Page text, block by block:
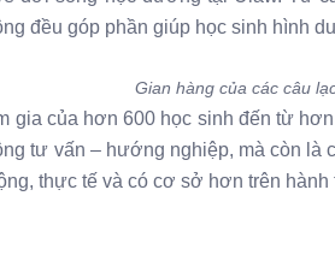
đều góp phần giúp học sinh hình
Gian hàng của các câu
gia của hơn 600 học sinh đến từ
tư vấn – hướng nghiệp, mà còn là
thực tế và có cơ sở hơn trên